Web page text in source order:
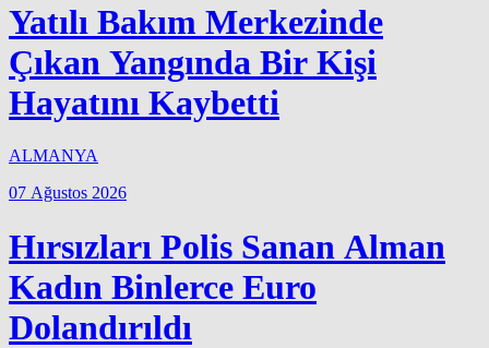
Yatılı Bakım Merkezinde
Çıkan Yangında Bir Kişi
Hayatını Kaybetti
ALMANYA
07 Ağustos 2026
Hırsızları Polis Sanan Alman
Kadın Binlerce Euro
Dolandırıldı